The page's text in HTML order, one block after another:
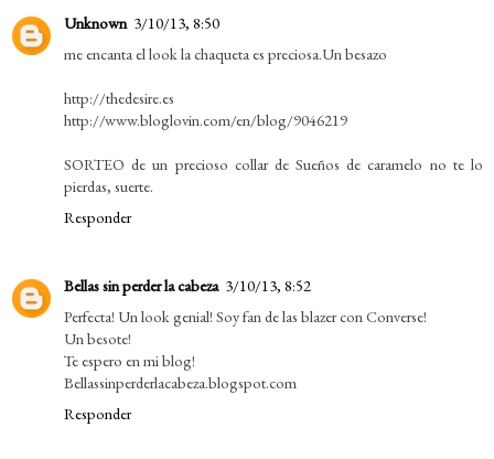
Unknown 3/10/13, 8:50
me encanta el look la chaqueta es preciosa.Un besazo
http://thedesire.es
http://www.bloglovin.com/en/blog/9046219
SORTEO de un precioso collar de Sueños de caramelo no te lo
pierdas, suerte.
Responder
Bellas sin perder la cabeza 3/10/13, 8:52
Perfecta! Un look genial! Soy fan de las blazer con Converse!
Un besote!
Te espero en mi blog!
Bellassinperderlacabeza.blogspot.com
Responder